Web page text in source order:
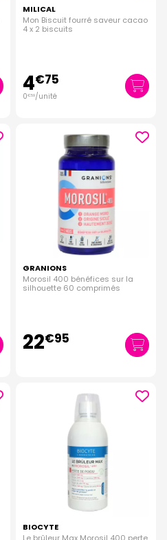
MILICAL
Mon Biscuit fourré saveur cacao
4 x 2 biscuits
4€75
0€59/unité
GRANIONS
Morosil 400 bénéfices sur la
silhouette 60 comprimés
22€95
BIOCYTE